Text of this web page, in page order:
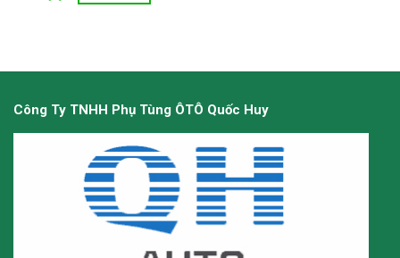
Công Ty TNHH Phụ Tùng ÔTÔ Quốc Huy